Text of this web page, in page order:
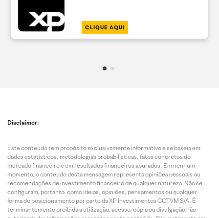
CLIQUE AQUI
Disclaimer:
Este conteúdo tem propósito exclusivamente informativo e se baseia em
dados estatísticos, metodologias probabilísticas, fatos concretos do
mercado financeiro e em resultados financeiros apurados. Em nenhum
momento, o conteúdo desta mensagem representa opiniões pessoais ou
recomendações de investimento financeiro de qualquer natureza. Não se
configuram, portanto, como ideias, opiniões, pensamentos ou qualquer
forma de posicionamento por parte da XP Investimentos CCTVM S/A. É
terminantemente proibida a utilização, acesso, cópia ou divulgação não